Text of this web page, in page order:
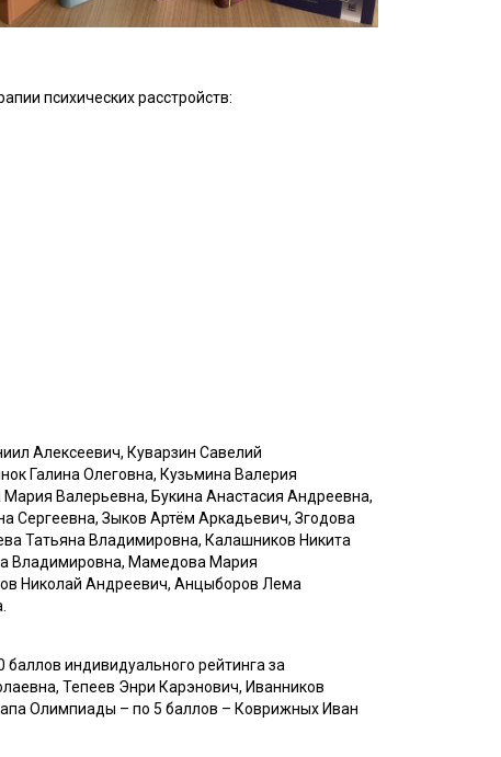
психических расстройств:
Алексеевич, Куварзин Савелий
Галина Олеговна, Кузьмина Валерия
Валерьевна, Букина Анастасия Андреевна,
Сергеевна, Зыков Артём Аркадьевич, Згодова
Татьяна Владимировна, Калашников Никита
Владимировна, Мамедова Мария
Николай Андреевич, Анцыборов Лема
индивидуального рейтинга за
Тепеев Энри Карэнович, Иванников
Олимпиады – по 5 баллов – Коврижных Иван